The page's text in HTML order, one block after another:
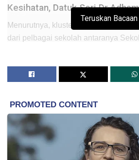
Kesihatan, Datuk Seri Dr
Menurutnya, kluster Paloh Rambai
dari pelbagai sekolah antaranya
Sehingga 25 Mac 2021, sejumlah
Rambai.
Dalam sidang media mengenai
Imunisasi Covid-19 Kebangsaan di
Menteri Penyelaras Program
Teruskan Bacaan